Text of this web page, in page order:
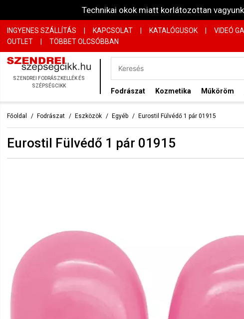
Technikai okok miatt korlátozottan
INGYENES SZÁLLÍTÁS KAPCSOLAT KATALÓGUSOK VIDEÓ
OUTLET
| TÖBBET OLCSÓBBAN
SZENDREI FODRÁSZKELLÉK ÉS
SZÉPSÉGCIKK
Fodrászat Kozmetika Műköröm
Főoldal Fodrászat Eszközök Egyéb Eurostil Fülvédő 1 pár 01915
Eurostil Fülvédő 1 pár 01915